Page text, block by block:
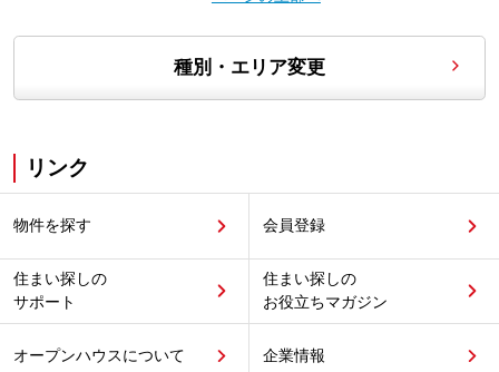
種別・エリア変更
リンク
物件を探す 会員登録
住まい探しの
サポート
住まい探しの
お役立ちマガジン
オープンハウスについて 企業情報